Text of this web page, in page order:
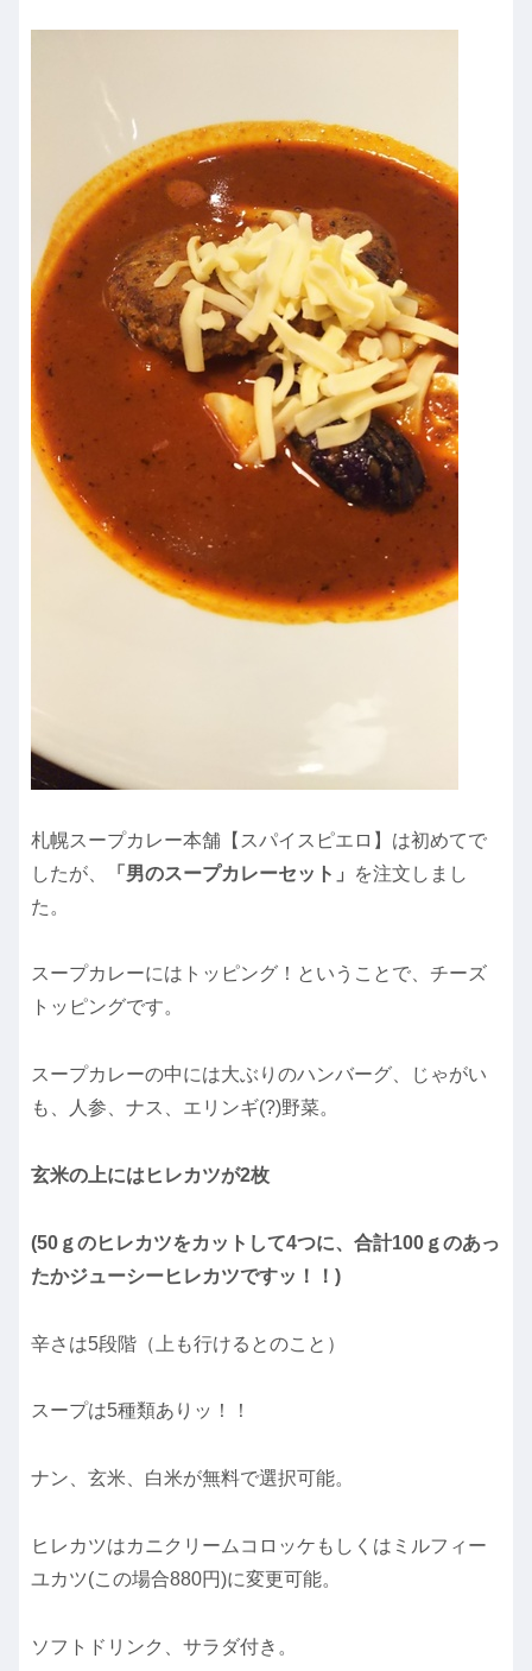
札幌スープカレー本舗【スパイスピエロ】は初めてで
したが、
「男のスープカレーセット」
を注文しまし
た。
スープカレーにはトッピング！ということで、チーズ
トッピングです。
スープカレーの中には大ぶりのハンバーグ、じゃがい
も、人参、ナス、エリンギ(?)野菜。
玄米の上にはヒレカツが2枚
(50ｇのヒレカツをカットして4つに、合計100ｇのあっ
たかジューシーヒレカツですッ！！)
辛さは5段階（上も行けるとのこと）
スープは5種類ありッ！！
ナン、玄米、白米が無料で選択可能。
ヒレカツはカニクリームコロッケもしくはミルフィー
ユカツ(この場合880円)に変更可能。
ソフトドリンク、サラダ付き。